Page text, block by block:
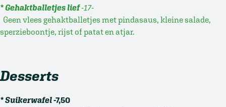
* Gehaktballetjes lief-17-
Geen vlees gehaktballetjes met pindasaus, kleine salade,
sperzieboontje, rijst of patat en atjar.
Desserts
* Suikerwafel-7,50